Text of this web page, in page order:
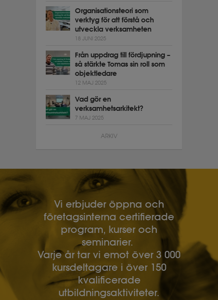
Organisationsteori som
verktyg för att förstå och
utveckla verksamheten
18 JUNI 2025
Från uppdrag till fördjupning –
så stärkte Tomas sin roll som
objektledare
12 MAJ 2025
Vad gör en
verksamhetsarkitekt?
7 MAJ 2025
ARKIV
Vi erbjuder öppna och
företagsinterna certifierade
program, kurser och
seminarier.
Varje år tar vi emot över 3 000
kursdeltagare i över 150
kvalificerade
utbildningsaktiviteter.